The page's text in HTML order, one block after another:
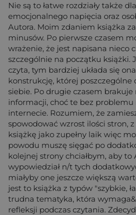
Nie są to łatwe rozdziały także
emocjonalnego napięcia oraz
Autora. Moim zdaniem książka
minusów. Po pierwsze czasem
wrażenie, że jest napisana nieco
szczególnie na początku książki.
czyta, tym bardziej układa się
konstrukcję, której poszczególne
siebie. Po drugie czasem
informacji, choć te bez
internecie. Rozumiem, że
spowodować wzrost ilości stron,
książkę jako zupełny laik więc
powodu muszę sięgać po
kolejnej strony chciałbym, aby to
wypowiedział n/t tych
miałyby one jeszcze większą
jest to książka z typów "szybkie,
trudna tematyka, która
refleksji podczas czytania.